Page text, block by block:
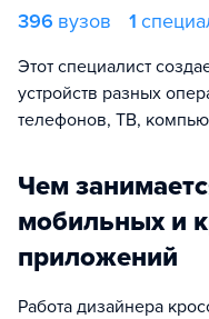
396 вузов 1
Этот специалист
устройств разных
телефонов, ТВ,
Чем
мобильных и
приложений
Работа дизайнера